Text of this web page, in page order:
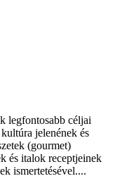
legfontosabb céljai
jelenének és
(gourmet)
és italok receptjeinek
ismertetésével....